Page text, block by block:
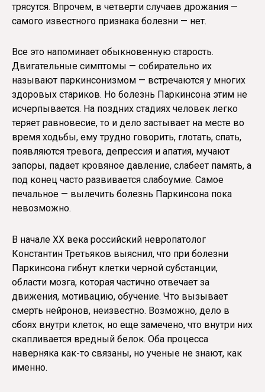
трясутся. Впрочем, в четверти случаев дрожания —
самого известного признака болезни — нет.
Все это напоминает обыкновенную старость.
Двигательные симптомы — собирательно их
называют паркинсонизмом — встречаются у многих
здоровых стариков. Но болезнь Паркинсона этим не
исчерпывается. На поздних стадиях человек легко
теряет равновесие, то и дело застывает на месте во
время ходьбы, ему трудно говорить, глотать, спать,
появляются тревога, депрессия и апатия, мучают
запоры, падает кровяное давление, слабеет память, а
под конец часто развивается слабоумие. Самое
печальное — вылечить болезнь Паркинсона пока
невозможно.
В начале XX века российский невропатолог
Константин Третьяков выяснил, что при болезни
Паркинсона гибнут клетки черной субстанции,
области мозга, которая частично отвечает за
движения, мотивацию, обучение. Что вызывает
смерть нейронов, неизвестно. Возможно, дело в
сбоях внутри клеток, но еще замечено, что внутри них
скапливается вредный белок. Оба процесса
наверняка как-то связаны, но ученые не знают, как
именно.